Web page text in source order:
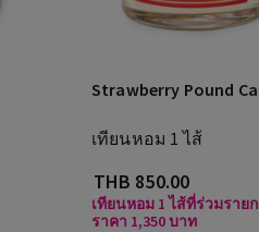
Strawberry Pound
เทียนหอม 1 ไส้
THB 850.00
เทียนหอม 1 ไส้ที่ร่วมราย
ราคา 1,350 บาท